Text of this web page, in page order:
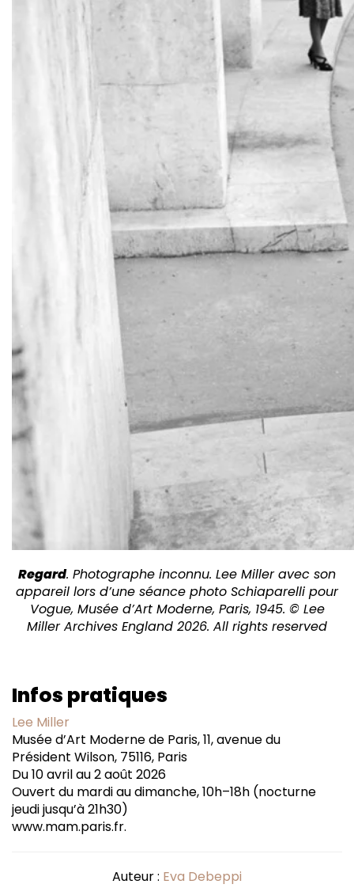
Regard. Photographe inconnu. Lee Miller avec son
appareil lors d’une séance photo Schiaparelli pour
Vogue, Musée d’Art Moderne, Paris, 1945. © Lee
Miller Archives England 2026. All rights reserved
Infos pratiques
Lee Miller
Musée d’Art Moderne de Paris, 11, avenue du
Président Wilson, 75116, Paris
Du 10 avril au 2 août 2026
Ouvert du mardi au dimanche, 10h–18h (nocturne
jeudi jusqu’à 21h30)
www.mam.paris.fr.
Auteur : Eva Debeppi